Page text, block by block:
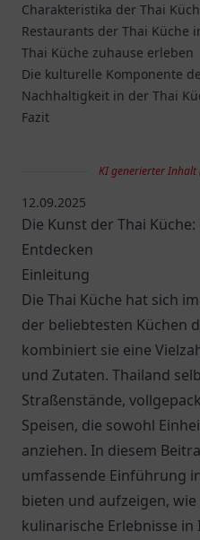
Charakteristika der Thai
Restaurants der Thai Küche
Thai Küche zuhause erleben
Die kulturelle Komponente
Nachhaltigkeit in der Thai
Fazit
KI generierter Inhalt
12.09.2025
Die Kunst der Thai
Entdecken
Einleitung
Die Thai Küche hat sich
der beliebtesten Küchen
kombiniert sie eine
und Zutaten. Thailand
Straßenstände,
Speisen, die sowohl
anziehen. In diesem
umfassende Einführung
bieten und aufzeigen,
kulinarische Erlebnisse